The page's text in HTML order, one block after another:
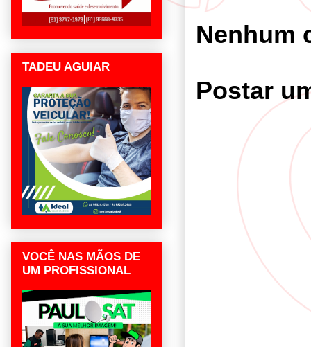
Nenhum
Postar
TADEU AGUIAR
VOCÊ NAS MÃOS DE
UM PROFISSIONAL